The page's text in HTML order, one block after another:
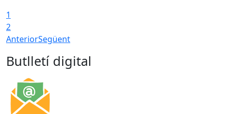
1
2
AnteriorSegüent
Butlletí digital